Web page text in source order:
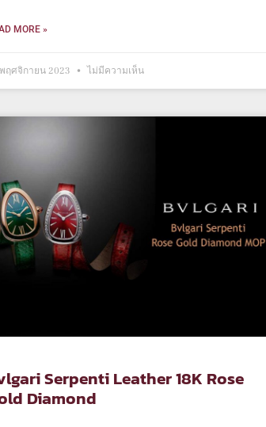
MORE »
ฤศจิกายน 2023 ไม่มีความเห็น
Serpenti Leather 18K Rose
Diamond